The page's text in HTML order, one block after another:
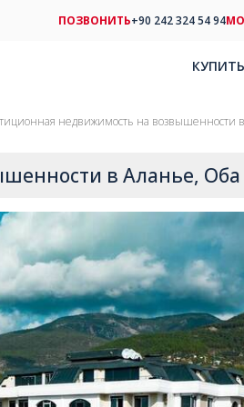
недвижимость на возвышенности
в Аланье, Оба
ПОЗВОНИТЬ+90 242 324 54 94
КУПИТЬ